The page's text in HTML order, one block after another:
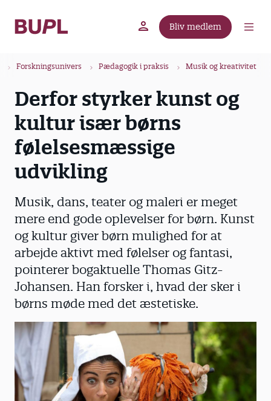
Bliv medlem
Forskningsunivers Pædagogik i praksis Musik og kreativitet
Derfor styrker kunst og
kultur især børns
følelsesmæssige
udvikling
Musik, dans, teater og maleri er meget
mere end gode oplevelser for børn. Kunst
og kultur giver børn mulighed for at
arbejde aktivt med følelser og fantasi,
pointerer bogaktuelle Thomas Gitz-
Johansen. Han forsker i, hvad der sker i
børns møde med det æstetiske.